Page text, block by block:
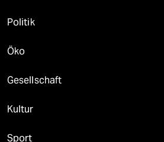
Politik
Öko
Gesellschaft
Kultur
Sport